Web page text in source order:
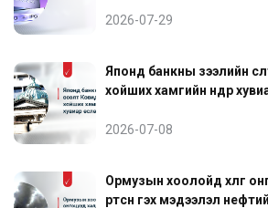
2026-07-29
Японд банкны зээлийн
хойших хамгийн өндөр хувиар
2026-07-08
Ормузын хоолойд хөлөг
өртсөн гэх мэдээлэл